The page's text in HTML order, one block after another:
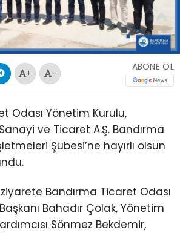
+ -
ABONE OL
Odası Yönetim Kurulu,
ve Ticaret A.Ş. Bandırma
Şubesi’ne hayırlı olsun
Bandırma Ticaret Odası
Bahadır Çolak, Yönetim
Sönmez Bekdemir,